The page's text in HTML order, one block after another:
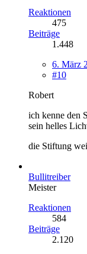
Reaktionen
475
Beiträge
1.448
6. März
#10
Robert
ich kenne den
sein helles
die Stiftung
Bullitreiber
Meister
Reaktionen
584
Beiträge
2.120